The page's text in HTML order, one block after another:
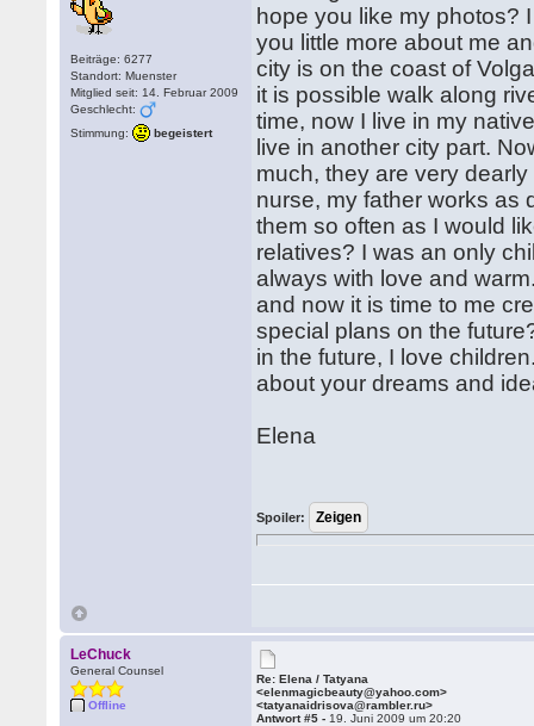
Beiträge: 6277
Standort: Muenster
Mitglied seit: 14. Februar 2009
Geschlecht:
Stimmung:
begeistert
hope you like my photos?
you little more about me
city is on the coast of
it is possible walk along
time, now I live in my
live in another city part.
much, they are very
nurse, my father works as
them so often as I would
relatives? I was an only
always with love and
and now it is time to me
special plans on the
in the future, I love
about your dreams and
Elena
Spoiler:
LeChuck
General Counsel
Offline
Re: Elena / Tatyana
<elenmagicbeauty@yahoo.com>
<tatyanaidrisova@rambler.ru>
Antwort #5 - 19. Juni 2009 um 20:20